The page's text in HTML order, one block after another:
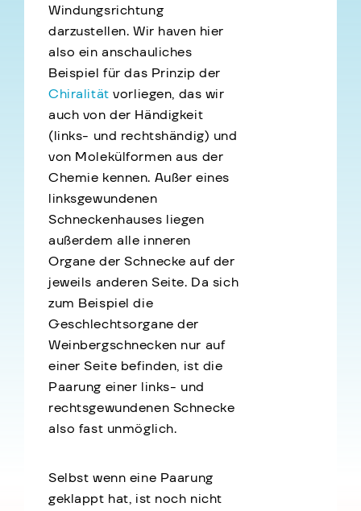
Windungsrichtung
darzustellen. Wir haven hier
also ein anschauliches
Beispiel für das Prinzip der
Chiralität vorliegen, das wir
auch von der Händigkeit
(links- und rechtshändig) und
von Molekülformen aus der
Chemie kennen. Außer eines
linksgewundenen
Schneckenhauses liegen
außerdem alle inneren
Organe der Schnecke auf der
jeweils anderen Seite. Da sich
zum Beispiel die
Geschlechtsorgane der
Weinbergschnecken nur auf
einer Seite befinden, ist die
Paarung einer links- und
rechtsgewundenen Schnecke
also fast unmöglich.
Selbst wenn eine Paarung
geklappt hat, ist noch nicht